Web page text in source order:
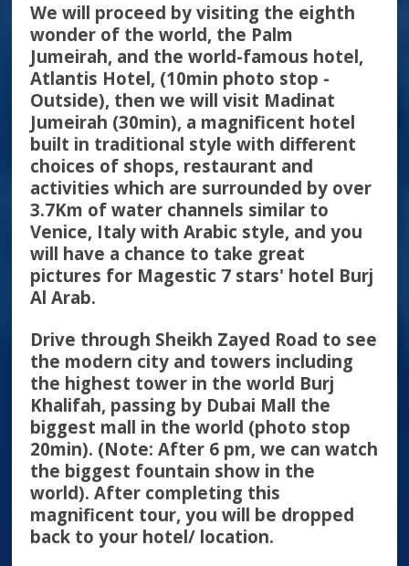
We will proceed by visiting the eighth
wonder of the world, the Palm
Jumeirah, and the world-famous hotel,
Atlantis Hotel, (10min photo stop -
Outside), then we will visit Madinat
Jumeirah (30min), a magnificent hotel
built in traditional style with different
choices of shops, restaurant and
activities which are surrounded by over
3.7Km of water channels similar to
Venice, Italy with Arabic style, and you
will have a chance to take great
pictures for Magestic 7 stars' hotel Burj
Al Arab.
Drive through Sheikh Zayed Road to see
the modern city and towers including
the highest tower in the world Burj
Khalifah, passing by Dubai Mall the
biggest mall in the world (photo stop
20min). (Note: After 6 pm, we can watch
the biggest fountain show in the
world). After completing this
magnificent tour, you will be dropped
back to your hotel/ location.